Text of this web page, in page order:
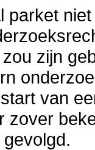
parket
zijn
van
zover